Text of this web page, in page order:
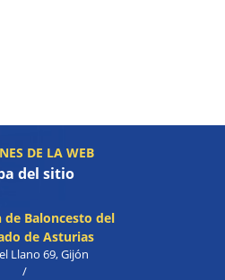
DE LA WEB
del sitio
de Baloncesto del
de Asturias
Llano 69, Gijón
/